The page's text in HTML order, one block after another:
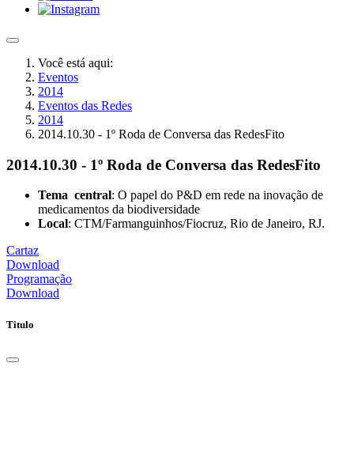
Você está aqui:
Eventos
2014
Eventos das Redes
2014
2014.10.30 - 1º Roda de Conversa das RedesFito
2014.10.30 - 1º Roda de Conversa das RedesFito
Tema central: O papel do P&D em rede na inovação de
medicamentos da biodiversidade
Local: CTM/Farmanguinhos/Fiocruz, Rio de Janeiro, RJ.
Cartaz
Download
Programação
Download
Titulo